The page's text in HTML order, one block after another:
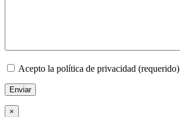
Acepto la política de privacidad (requerido)
×